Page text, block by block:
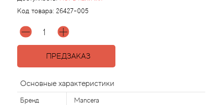
Код товара: 26427-005
ПРЕДЗАКАЗ
Основные характеристики
Бренд Mancera
Agonist
Aigner
Ajmal